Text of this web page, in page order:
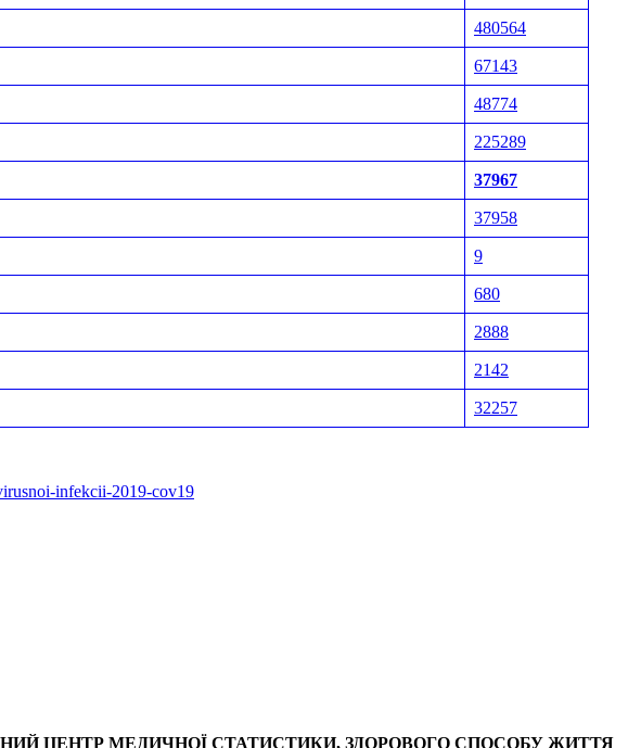
480564
67143
48774
225289
37967
37958
9
680
2888
2142
32257
infekcii-2019-cov19
ЦЕНТР МЕДИЧНОЇ СТАТИСТИКИ, ЗДОРОВОГО СПОСОБУ ЖИТТЯ